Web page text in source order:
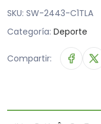
SKU: SW-2443-C1TLA
Categoría: Deporte
Compartir: